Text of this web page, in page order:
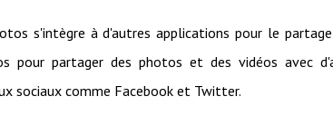
s'intègre à d'autres applications pour le
pour partager des photos et des vidéos avec
sociaux comme Facebook et Twitter.